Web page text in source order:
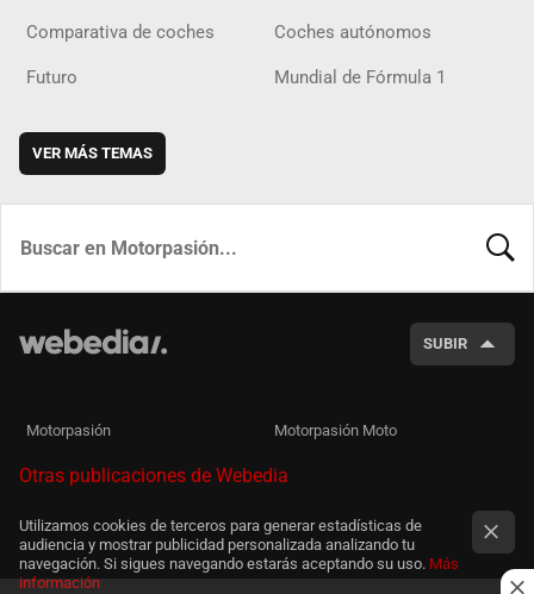
Comparativa de coches Coches autónomos
Futuro Mundial de Fórmula 1
VER MÁS TEMAS
SUBIR
Motorpasión Motorpasión Moto
Otras publicaciones de Webedia
Utilizamos cookies de terceros para generar estadísticas de
audiencia y mostrar publicidad personalizada analizando tu
navegación. Si sigues navegando estarás aceptando su uso. Más
información